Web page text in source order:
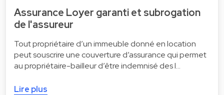
Assurance Loyer garanti et subrogation
de l'assureur
Tout propriétaire d’un immeuble donné en location
peut souscrire une couverture d’assurance qui permet
au propriétaire-bailleur d’être indemnisé des l…
Lire plus